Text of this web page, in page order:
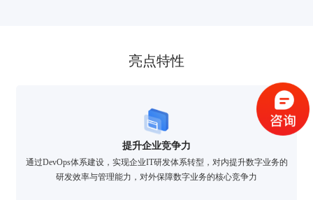
亮点特性
提升企业竞争力
通过DevOps体系建设，实现企业IT研发体系转型，对内提升数字业务的
研发效率与管理能力，对外保障数字业务的核心竞争力
获取验证码
登录